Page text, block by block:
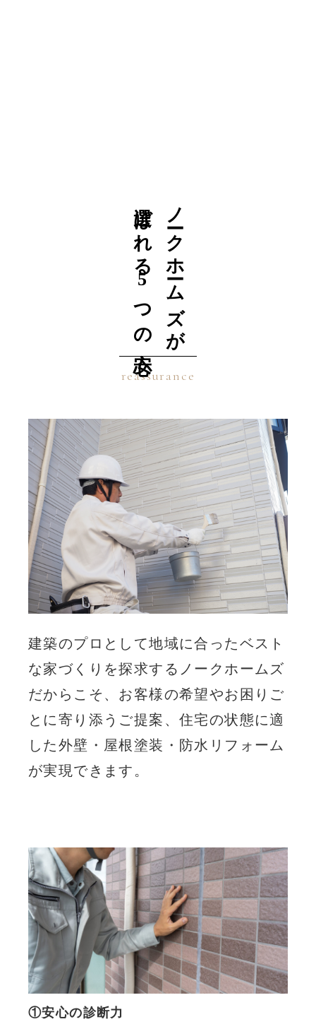
ノークホームズが
選ばれる5つの安心
reassurance
建築のプロとして地域に合ったベスト
な家づくりを探求するノークホームズ
だからこそ、お客様の希望やお困りご
とに寄り添うご提案、住宅の状態に適
した外壁・屋根塗装・防水リフォーム
が実現できます。
①安心の診断力